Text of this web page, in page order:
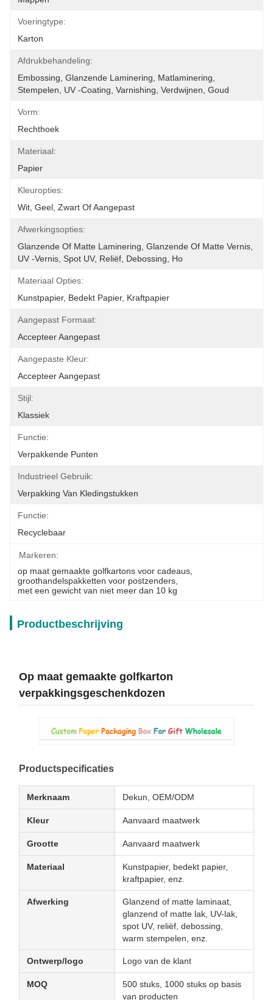
Voeringtype:
Karton
Afdrukbehandeling:
Embossing, Glanzende Laminering, Matlaminering,
Stempelen, UV -coating, Varnishing, Verdwijnen, Goud
Vorm:
Rechthoek
Materiaal:
Papier
Kleuropties:
Wit, Geel, Zwart Of Aangepast
Afwerkingsopties:
Glanzende Of Matte Laminering, Glanzende Of Matte Vernis,
UV -vernis, Spot UV, Reliëf, Debossing, Ho
Materiaal Opties:
Kunstpapier, Bedekt Papier, Kraftpapier
Aangepast Formaat:
Accepteer Aangepast
Aangepaste Kleur:
Accepteer Aangepast
Stijl:
Klassiek
Functie:
Verpakkende Punten
Industrieel Gebruik:
Verpakking Van Kledingstukken
Functie:
Recyclebaar
Markeren:
op maat gemaakte golfkartons voor cadeaus
groothandelspakketten voor postzenders
met een gewicht van niet meer dan 10 kg
Productbeschrijving
Op maat gemaakte golfkarton
verpakkingsgeschenkdozen
Productspecificaties
Merknaam Dekun, OEM/ODM
Kleur Aanvaard maatwerk
Grootte Aanvaard maatwerk
Materiaal
Kunstpapier, bedekt papier,
kraftpapier, enz.
Afwerking
Glanzend of matte laminaat,
glanzend of matte lak, UV-lak,
spot UV, reliëf, debossing,
warm stempelen, enz.
Ontwerp/logo Logo van de klant
MOQ
500 stuks, 1000 stuks op basis
van producten